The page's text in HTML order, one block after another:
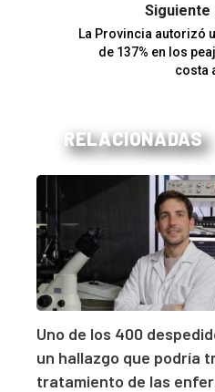
Siguiente
La Provincia autorizó
de 137% en los
costa
RELACIONADAS
Uno de los 400
un hallazgo que podría
tratamiento de las